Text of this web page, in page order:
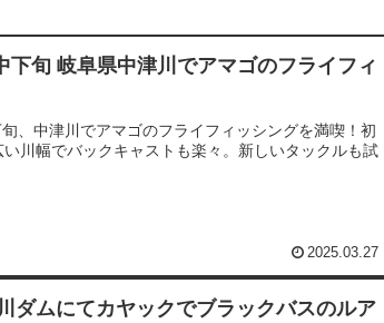
下旬 岐阜県中津川でアマゴのフライフィ
、中津川でアマゴのフライフィッシングを満喫！初
川幅でバックキャストも楽々。新しいタックルも試
2025.03.27
ダムにてカヤックでブラックバスのルア